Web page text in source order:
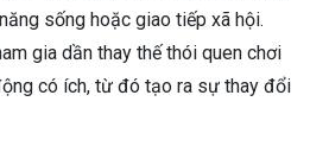
sống hoặc giao tiếp xã hội.
gia dần thay thế thói quen chơi
có ích, từ đó tạo ra sự thay đổi